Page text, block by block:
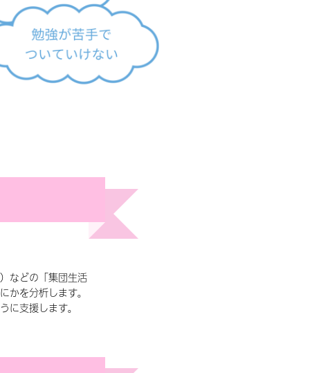
などの「集団生活
かを分析します。
に支援します。